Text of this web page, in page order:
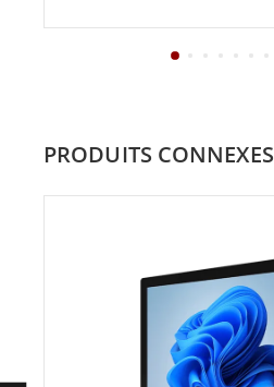
PRODUITS CONNEXES